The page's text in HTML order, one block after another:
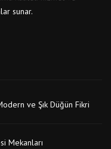
sunar.
ve Şık Düğün Fikri
Mekanları